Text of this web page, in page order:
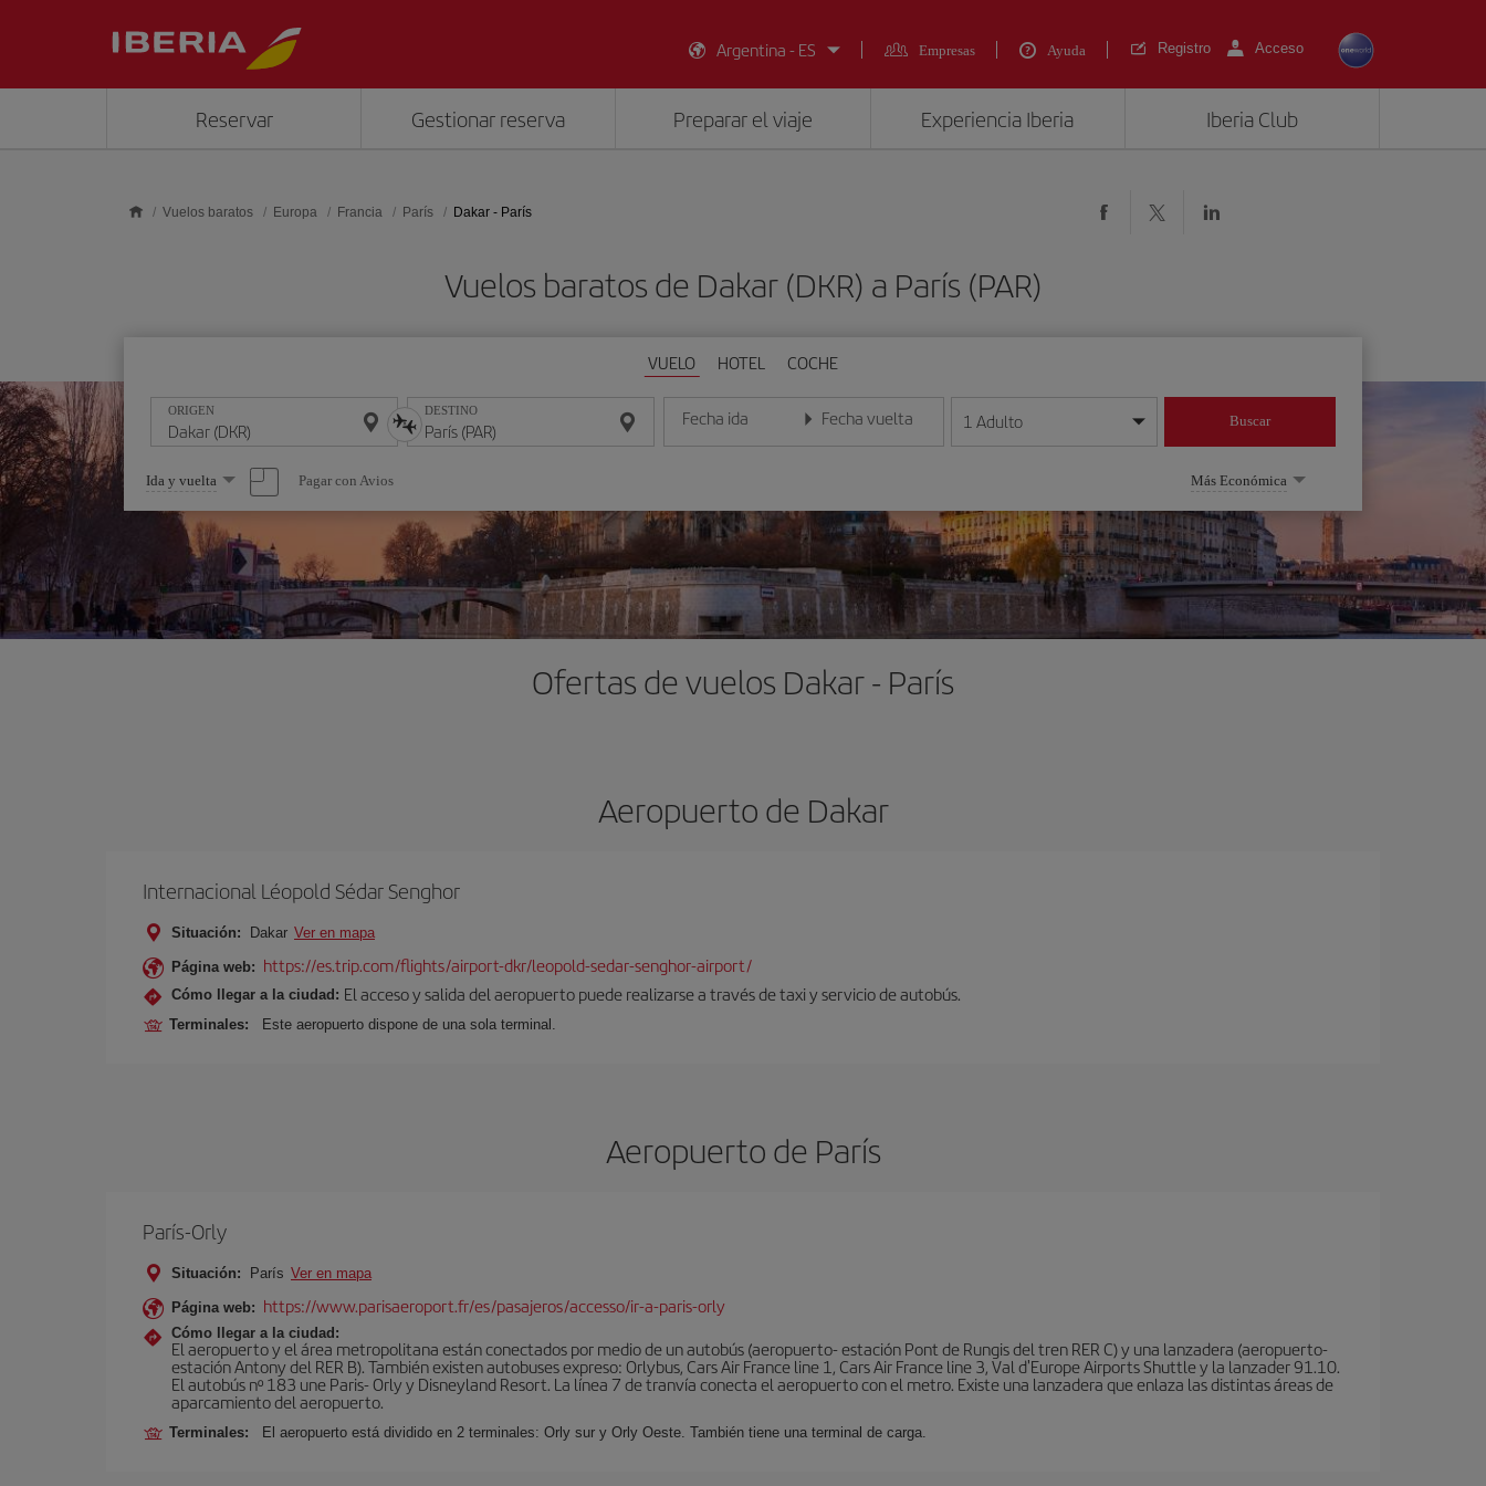
Argentina - ES
Empresas Ayuda Registro Acceso
Reservar Gestionar reserva Preparar el viaje Experiencia Iberia Iberia Club
Vuelos baratos Europa Francia París Dakar - París
Vuelos baratos de Dakar (DKR) a París (PAR)
VUELO HOTEL COCHE
ORIGEN DESTINO Fecha ida
Introduce la fecha en formato día/mes/año
Fecha vuelta
Introduce la fecha en formato día/mes/año
1 Adulto Buscar
Seleccione
una
opción
Ida y vuelta Pagar con Avios Más Económica
Ofertas de vuelos Dakar - París
Aeropuerto de Dakar
Internacional Léopold Sédar Senghor
Situación: Dakar Ver en mapa
Página web: https://es.trip.com/flights/airport-dkr/leopold-sedar-senghor-airport/
Cómo llegar a la ciudad: El acceso y salida del aeropuerto puede realizarse a través de taxi y servicio de autobús.
Terminales: Este aeropuerto dispone de una sola terminal.
Aeropuerto de París
París-Orly
Situación: París Ver en mapa
Página web: https://www.parisaeroport.fr/es/pasajeros/accesso/ir-a-paris-orly
Cómo llegar a la ciudad:
El aeropuerto y el área metropolitana están conectados por medio de un autobús (aeropuerto- estación Pont de Rungis del tren RER C) y una lanzadera (aeropuerto-
estación Antony del RER B). También existen autobuses expreso: Orlybus, Cars Air France line 1, Cars Air France line 3, Val d'Europe Airports Shuttle y la lanzader 91.10.
El autobús nº 183 une Paris- Orly y Disneyland Resort. La línea 7 de tranvía conecta el aeropuerto con el metro. Existe una lanzadera que enlaza las distintas áreas de
aparcamiento del aeropuerto.
Terminales: El aeropuerto está dividido en 2 terminales: Orly sur y Orly Oeste. También tiene una terminal de carga.